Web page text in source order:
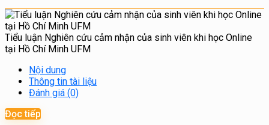
Tiểu luận Nghiên cứu cảm nhận của sinh viên khi học Online
tại Hồ Chí Minh UFM
Nội dung
Thông tin tài liệu
Đánh giá (0)
Đọc tiếp